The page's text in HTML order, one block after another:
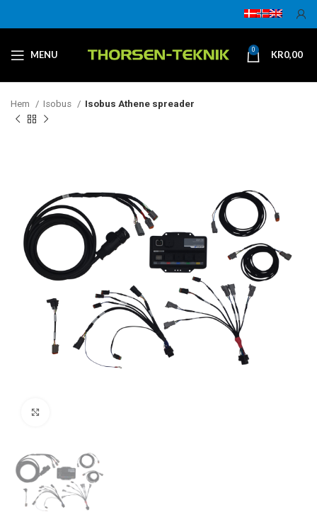
MENU 0 KR0,00
Hem Isobus Isobus Athene spreader